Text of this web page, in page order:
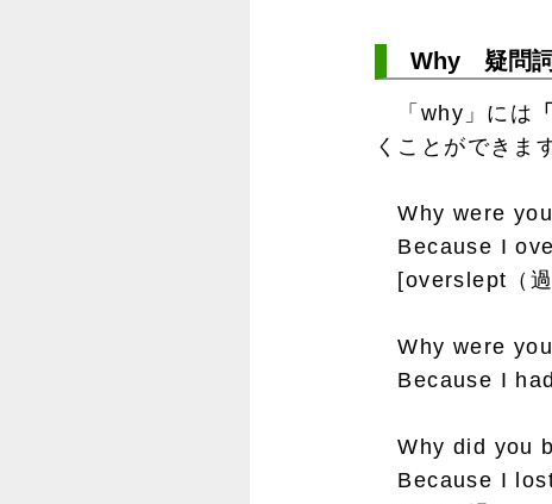
Why 疑問詞
「why」には
くことができま
Why were you
Because I
[overslept（過
Why were you
Because I had
Why did you
Because I lost